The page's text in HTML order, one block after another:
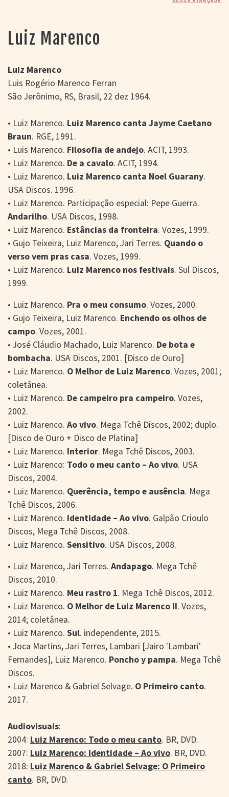
PORTAL DO
CINEMA GAÚCHO
> BUSCA AVANÇADA
> LISTA DE FILMES
> FILMOGRAFIAS DE
> BIBLIOGRAFIAS
CONTATO E
LOCALIZAÇÃO
Luiz Marenco
Luiz Marenco
Luis Rogério Marenco Ferran
São Jerônimo, RS, Brasil, 22 dez 1964.
• Luiz Marenco. Luiz Marenco canta Jayme Caetano
Braun. RGE, 1991.
• Luis Marenco. Filosofia de andejo. ACIT, 1993.
• Luiz Marenco. De a cavalo. ACIT, 1994.
• Luiz Marenco. Luiz Marenco canta Noel Guarany.
USA Discos. 1996.
• Luiz Marenco. Participação especial: Pepe Guerra.
Andarilho. USA Discos, 1998.
• Luiz Marenco. Estâncias da fronteira. Vozes, 1999.
• Gujo Teixeira, Luiz Marenco, Jari Terres. Quando o
verso vem pras casa. Vozes, 1999.
• Luiz Marenco. Luiz Marenco nos festivais. Sul Discos,
1999.
• Luiz Marenco. Pra o meu consumo. Vozes, 2000.
• Gujo Teixeira, Luiz Marenco. Enchendo os olhos de
campo. Vozes, 2001.
• José Cláudio Machado, Luiz Marenco. De bota e
bombacha. USA Discos, 2001. [Disco de Ouro]
• Luiz Marenco. O Melhor de Luiz Marenco. Vozes, 2001;
coletânea.
• Luiz Marenco. De campeiro pra campeiro. Vozes,
2002.
• Luiz Marenco. Ao vivo. Mega Tchê Discos, 2002; duplo.
[Disco de Ouro + Disco de Platina]
• Luiz Marenco. Interior. Mega Tchê Discos, 2003.
• Luiz Marenco: Todo o meu canto – Ao vivo. USA
Discos, 2004.
• Luiz Marenco. Querência, tempo e ausência. Mega
Tchê Discos, 2006.
• Luiz Marenco. Identidade – Ao vivo. Galpão Crioulo
Discos, Mega Tchê Discos, 2008.
• Luiz Marenco. Sensitivo. USA Discos, 2008.
• Luiz Marenco, Jari Terres. Andapago. Mega Tchê
Discos, 2010.
• Luiz Marenco. Meu rastro 1. Mega Tchê Discos, 2012.
• Luiz Marenco. O Melhor de Luiz Marenco II. Vozes,
2014; coletânea.
• Luiz Marenco. Sul. independente, 2015.
• Joca Martins, Jari Terres, Lambari [Jairo 'Lambari'
Fernandes], Luiz Marenco. Poncho y pampa. Mega Tchê
Discos.
• Luiz Marenco & Gabriel Selvage. O Primeiro canto.
2017.
Audiovisuais:
2004: Luiz Marenco: Todo o meu canto. BR, DVD.
2007: Luiz Marenco: Identidade – Ao vivo. BR, DVD.
2018: Luiz Marenco & Gabriel Selvage: O Primeiro
canto. BR, DVD.